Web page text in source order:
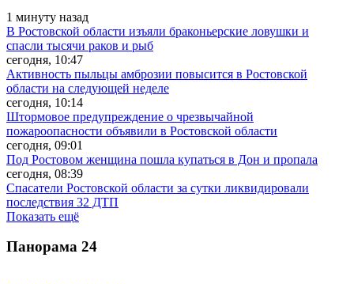
1 минуту назад
В Ростовской области изъяли браконьерские ловушки и
спасли тысячи раков и рыб
сегодня, 10:47
Активность пыльцы амброзии повысится в Ростовской
области на следующей неделе
сегодня, 10:14
Штормовое предупреждение о чрезвычайной
пожароопасности объявили в Ростовской области
сегодня, 09:01
Под Ростовом женщина пошла купаться в Дон и пропала
сегодня, 08:39
Спасатели Ростовской области за сутки ликвидировали
последствия 32 ДТП
Показать ещё
Панорама 24